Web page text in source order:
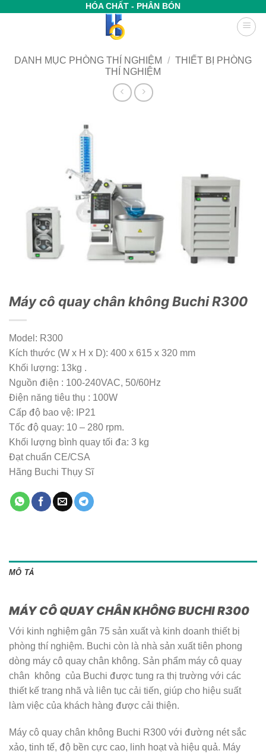
HÓA CHẤT - PHÂN BÓN
DANH MỤC PHÒNG THÍ NGHIỆM / THIẾT BỊ PHÒNG
THÍ NGHIỆM
Máy cô quay chân không Buchi R300
Model: R300
Kích thước (W x H x D): 400 x 615 x 320 mm
Khối lượng: 13kg .
Nguồn điện : 100-240VAC, 50/60Hz
Điện năng tiêu thụ : 100W
Cấp độ bao vệ: IP21
Tốc độ quay: 10 – 280 rpm.
Khối lượng bình quay tối đa: 3 kg
Đạt chuẩn CE/CSA
Hãng Buchi Thụy Sĩ
MÔ TẢ
MÁY CÔ QUAY CHÂN KHÔNG BUCHI R300
Với kinh nghiệm gân 75 sản xuất và kinh doanh thiết bị
phòng thí nghiệm. Buchi còn là nhà sản xuất tiên phong
dòng máy cô quay chân không. Sản phẩm máy cô quay
chân không của Buchi được tung ra thị trường với các
thiết kế trang nhã và liên tục cải tiến, giúp cho hiệu suất
làm việc của khách hàng được cải thiện.
Máy cô quay chân không Buchi R300 với đường nét sắc
xảo, tinh tế, độ bền cực cao, linh hoạt và hiệu quả. Máy